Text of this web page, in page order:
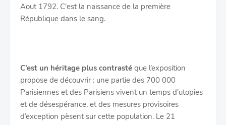
Aout 1792. C'est la naissance de la première
République dans le sang.
C’est un héritage plus contrasté que l’exposition
propose de découvrir : une partie des 700 000
Parisiennes et des Parisiens vivent un temps d’utopies
et de désespérance, et des mesures provisoires
d’exception pèsent sur cette population. Le 21